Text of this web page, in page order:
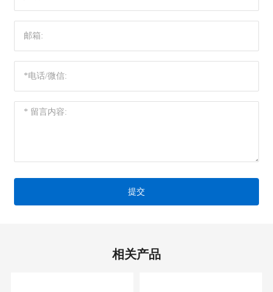
提交
相关产品